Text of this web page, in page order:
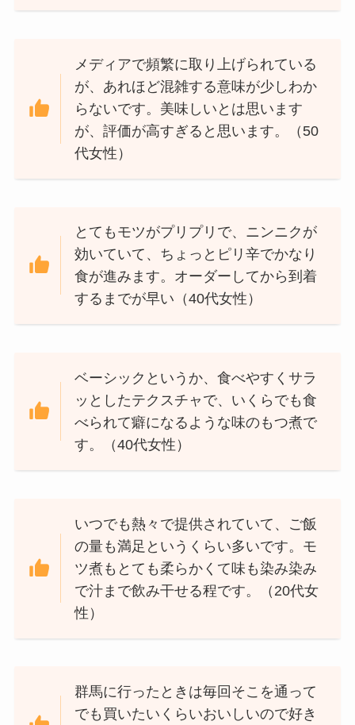
メディアで頻繁に取り上げられている
が、あれほど混雑する意味が少しわか
らないです。美味しいとは思います
が、評価が高すぎると思います。（50
代女性）
とてもモツがプリプリで、ニンニクが
効いていて、ちょっとピリ辛でかなり
食が進みます。オーダーしてから到着
するまでが早い（40代女性）
ベーシックというか、食べやすくサラ
ッとしたテクスチャで、いくらでも食
べられて癖になるような味のもつ煮で
す。（40代女性）
いつでも熱々で提供されていて、ご飯
の量も満足というくらい多いです。モ
ツ煮もとても柔らかくて味も染み染み
で汁まで飲み干せる程です。（20代女
性）
群馬に行ったときは毎回そこを通って
でも買いたいくらいおいしいので好き